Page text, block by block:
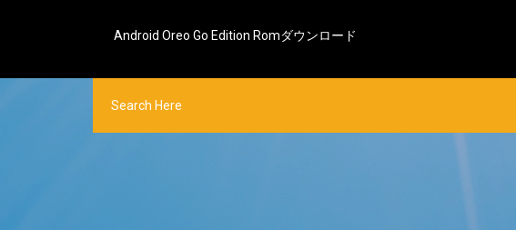
Android Oreo Go Edition Romダウンロード